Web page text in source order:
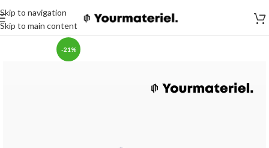
Skip to navigation
Skip to main content
-21%